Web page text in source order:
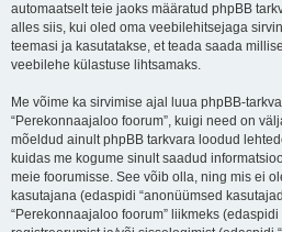
automaatselt teie jaoks määratud phpBB
alles siis, kui oled oma veebilehitsejaga
teemasi ja kasutatakse, et teada saada
veebilehe külastuse lihtsamaks.
Me võime ka sirvimise ajal luua phpBB-
“Perekonnaajaloo foorum”, kuigi need on
mõeldud ainult phpBB tarkvara loodud
kuidas me kogume sinult saadud
meie foorumisse. See võib olla, ning mis ei
kasutajana (edaspidi “anonüümsed
“Perekonnaajaloo foorum” liikmeks